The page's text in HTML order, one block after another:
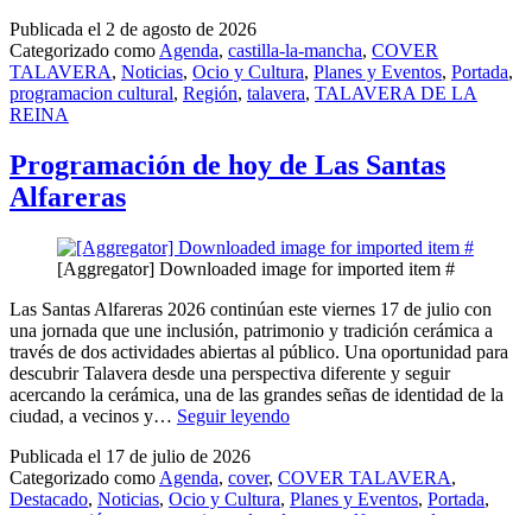
Mancha
programa
cerca
de
250
de
teatro
y
durante
agosto
septiembre
Publicada el 2 de agosto de 2026
Categorizado como Agenda, castilla-la-mancha, COVER
TALAVERA, Noticias, Ocio y Cultura, Planes y Eventos, Portada,
programacion cultural, Región, talavera, TALAVERA DE LA
REINA
Programación de hoy de Las Santas
Alfareras
[Aggregator] Downloaded image for imported item #
Las Santas Alfareras 2026 continúan este viernes 17 de julio con
una jornada que une inclusión, patrimonio y tradición cerámica a
través de dos actividades abiertas al público. Una oportunidad para
descubrir Talavera desde una perspectiva diferente y seguir
acercando la cerámica, una de las grandes señas de identidad de la
ciudad, a vecinos y… Seguir leyendoProgramación
de
Las
Publicada el 17 de julio de 2026
Categorizado como Agenda, cover, COVER TALAVERA,
Destacado, Noticias, Ocio y Cultura, Planes y Eventos, Portada,